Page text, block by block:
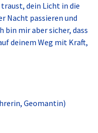
dein Licht in die
Nacht passieren und
bin mir aber sicher, dass
deinem Weg mit Kraft,
Geomantin)